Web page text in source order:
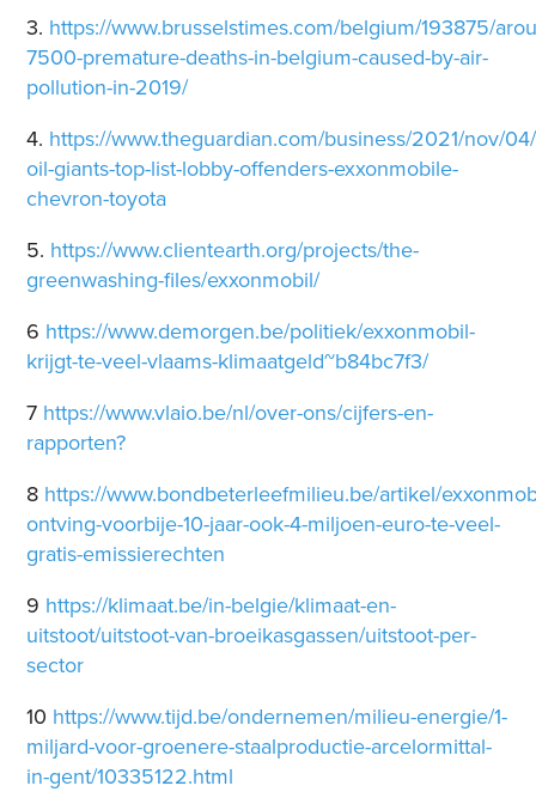
3. https://www.brusselstimes.com/belgium/193875/
7500-premature-deaths-in-belgium-caused-by-air-
pollution-in-2019/
4. https://www.theguardian.com/business/2021/nov/
oil-giants-top-list-lobby-offenders-exxonmobile-
chevron-toyota
5. https://www.clientearth.org/projects/the-
greenwashing-files/exxonmobil/
6 https://www.demorgen.be/politiek/exxonmobil-
krijgt-te-veel-vlaams-klimaatgeld~b84bc7f3/
7 https://www.vlaio.be/nl/over-ons/cijfers-en-
rapporten?
8 https://www.bondbeterleefmilieu.be/artikel/
ontving-voorbije-10-jaar-ook-4-miljoen-euro-te-veel-
gratis-emissierechten
9 https://klimaat.be/in-belgie/klimaat-en-
uitstoot/uitstoot-van-broeikasgassen/uitstoot-per-
sector
10 https://www.tijd.be/ondernemen/milieu-energie/1-
miljard-voor-groenere-staalproductie-arcelormittal-
in-gent/10335122.html